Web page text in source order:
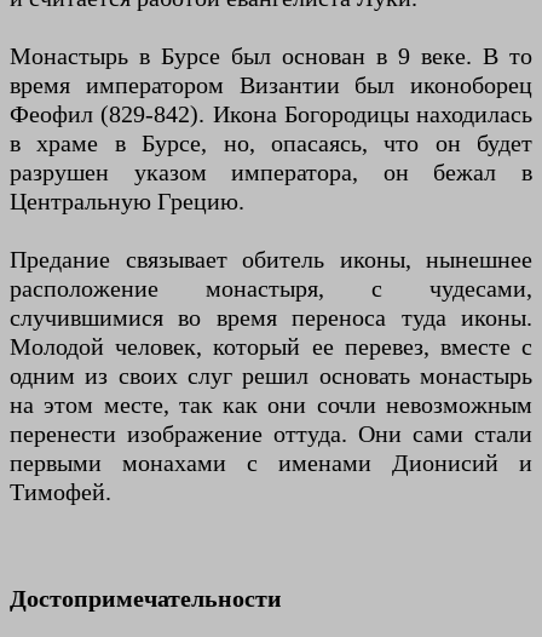
Монастырь в Бурсе был основан в 9 веке. В то
время императором Византии был иконоборец
Феофил (829-842). Икона Богородицы находилась
в храме в Бурсе, но, опасаясь, что он будет
разрушен указом императора, он бежал в
Центральную Грецию.
Предание связывает обитель иконы, нынешнее
расположение монастыря, с чудесами,
случившимися во время переноса туда иконы.
Молодой человек, который ее перевез, вместе с
одним из своих слуг решил основать монастырь
на этом месте, так как они сочли невозможным
перенести изображение оттуда. Они сами стали
первыми монахами с именами Дионисий и
Тимофей.
Достопримечательности